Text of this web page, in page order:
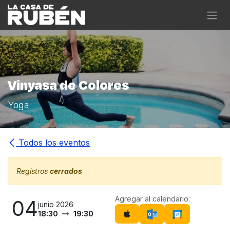
Ir al contenido
Vinyasa de Colores
Yoga
Todos los eventos
Registros cerrados
04junio 2026
18:30
19:30
Agregar al calendario: